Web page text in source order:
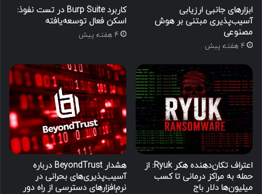
ابزارهای جانبی ارزیابی
آسیب‌پذیری مبتنی بر هوش
مصنوعی
4 هفته پیش
کاربرد Burp Suite در تست نفوذ:
اسکن فعال توسعه‌یافته
4 هفته پیش
اعتراف تکان‌دهنده هکر Ryuk: از
حمله به مراکز درمانی تا کسب
میلیون‌ها دلار باج
هشدار BeyondTrust درباره
آسیب‌پذیری‌های بحرانی در
نرم‌افزارهای دسترسی از راه دور